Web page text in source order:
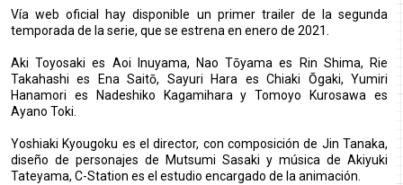
Vía web oficial hay disponible un primer trailer de la segunda
temporada de la serie, que se estrena en enero de 2021.
Aki Toyosaki es Aoi Inuyama, Nao Tōyama es Rin Shima, Rie
Takahashi es Ena Saitō, Sayuri Hara es Chiaki Ōgaki, Yumiri
Hanamori es Nadeshiko Kagamihara y Tomoyo Kurosawa es
Ayano Toki.
Yoshiaki Kyougoku es el director, con composición de Jin Tanaka,
diseño de personajes de Mutsumi Sasaki y música de Akiyuki
Tateyama, C-Station es el estudio encargado de la animación.